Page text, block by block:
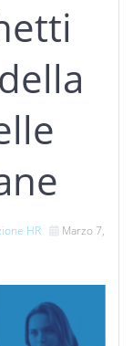
HR
Marzo 7,